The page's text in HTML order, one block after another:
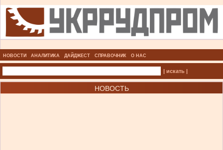
НОВОСТИ АНАЛИТИКА ДАЙДЖЕСТ СПРАВОЧНИК О НАС
| искать |
НОВОСТЬ